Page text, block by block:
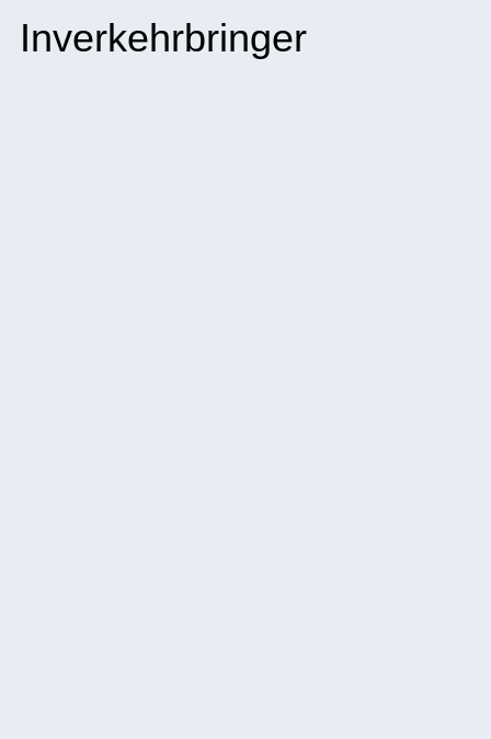
Inverkehrbringer